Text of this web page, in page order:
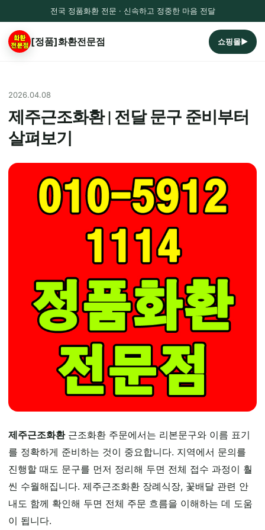
전국 정품화환 전문 · 신속하고 정중한 마음 전달
[정품]화환전문점 쇼핑몰▶
2026.04.08
제주근조화환 | 전달 문구 준비부터
살펴보기
제주근조화환근조화환 주문에서는 리본문구와 이름 표기
를 정확하게 준비하는 것이 중요합니다. 지역에서 문의를
진행할 때도 문구를 먼저 정리해 두면 전체 접수 과정이 훨
씬 수월해집니다. 제주근조화환 장례식장, 꽃배달 관련 안
내도 함께 확인해 두면 전체 주문 흐름을 이해하는 데 도움
이 됩니다.